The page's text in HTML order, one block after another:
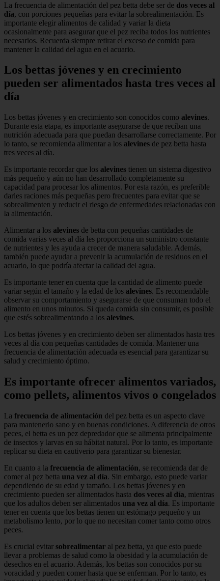
La frecuencia de alimentación del pez betta debe ser de dos veces al
día, con porciones pequeñas para evitar la sobrealimentación. Es
importante elegir alimentos de calidad y variar la dieta
ocasionalmente para asegurar que el pez reciba todos los nutrientes
necesarios. Recuerda siempre retirar el exceso de comida para
mantener la calidad del agua en el acuario.
Los bettas jóvenes y en crecimiento
pueden ser alimentados hasta tres veces al
día
Los bettas jóvenes y en crecimiento son conocidos como alevines.
Durante esta etapa, es importante asegurarse de que reciban una
nutrición adecuada para que puedan desarrollarse correctamente. Por
lo tanto, se recomienda alimentar a los alevines de pez betta hasta
tres veces al día.
Es importante recordar que los alevines tienen un sistema digestivo
más pequeño y aún no han desarrollado completamente su
capacidad para procesar los alimentos. Por esta razón, es preferible
darles raciones más pequeñas pero frecuentes para evitar que se
sobrealimenten y reducir el riesgo de enfermedades relacionadas con
la alimentación.
Alimentar a los alevines de betta con pequeñas cantidades de
comida varias veces al día les proporciona un suministro constante
de nutrientes y les ayuda a crecer de manera saludable. Además,
también puede ayudar a prevenir la acumulación de residuos en el
acuario, lo que podría afectar la calidad del agua.
Es importante tener en cuenta que la cantidad de alimento puede
variar según el tamaño y la edad de los alevines. Es recomendable
observar su comportamiento y asegurarse de que consuman todo el
alimento en unos minutos. Si queda comida sin consumir, es posible
que estés sobrealimentando a los alevines.
Los bettas jóvenes y en crecimiento deben ser alimentados hasta tres
veces al día con pequeñas cantidades de comida. Mantener una
frecuencia de alimentación adecuada es esencial para garantizar su
salud y crecimiento óptimo.
Es importante ofrecer alimentos variados,
como pellets, alimentos vivos o congelados
La frecuencia de alimentación del pez betta es un aspecto clave
para mantenerlo sano y en buenas condiciones. A diferencia de otros
peces, el betta es un pez depredador que se alimenta principalmente
de insectos y larvas en su hábitat natural. Por lo tanto, es importante
replicar su dieta en cautiverio para garantizar su bienestar.
En cuanto a la frecuencia de alimentación, se recomienda dar de
comer al pez betta una vez al día. Sin embargo, esto puede variar
dependiendo de su edad y tamaño. Los bettas jóvenes y en
crecimiento pueden ser alimentados hasta dos veces al día, mientras
que los adultos deben ser alimentados una vez al día. Es importante
tener en cuenta que los bettas tienen un estómago pequeño y un
metabolismo lento, por lo que no necesitan comer tanto como otros
peces.
Es crucial evitar sobrealimentar al pez betta, ya que esto puede
llevar a problemas de salud como la obesidad y la acumulación de
desechos en el acuario. Además, los bettas son conocidos por su
voracidad y pueden comer hasta que se enferman. Por lo tanto, es